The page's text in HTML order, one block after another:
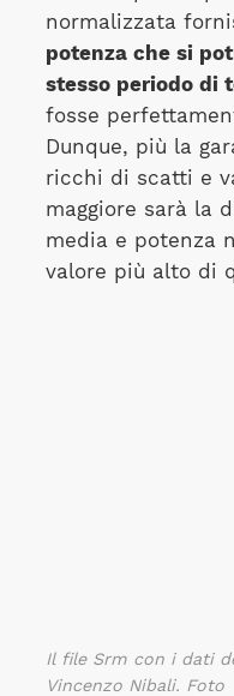
normalizzata
potenza che si
stesso periodo di
fosse
Dunque, più la
ricchi di scatti e
maggiore sarà la
media e potenza
valore più alto di
Il file Srm con i dati
Vincenzo Nibali. Foto